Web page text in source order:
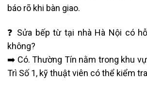
báo rõ khi bàn giao.
❓ Sửa bếp từ tại nhà Hà Nội có
không?
➡️ Có. Thường Tín nằm trong khu
Trì Số 1, kỹ thuật viên có thể kiểm